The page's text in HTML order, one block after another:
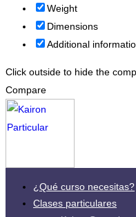
Weight
Dimensions
Additional
Click outside to hide the
Compare
¿Qué curso necesitas?
Clases particulares